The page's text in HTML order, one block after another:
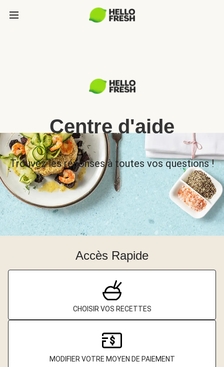
Centre d'aide
Trouvez les réponses à toutes vos questions !
Accès Rapide
CHOISIR VOS RECETTES
MODIFIER VOTRE MOYEN DE PAIEMENT